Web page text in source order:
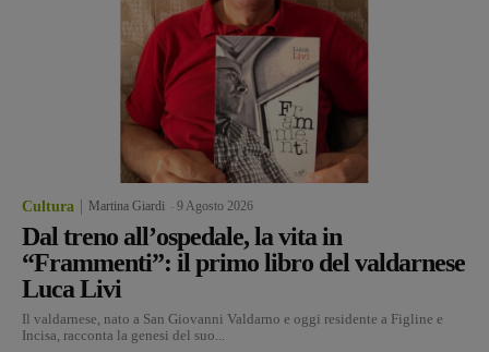
Cultura Martina Giardi 9 Agosto 2026
Dal treno all’ospedale, la vita in
“Frammenti”: il primo libro del valdarnese
Luca Livi
Il valdarnese, nato a San Giovanni Valdarno e oggi residente a Figline e
Incisa, racconta la genesi del suo...